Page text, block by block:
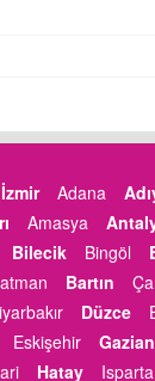
İzmir Adana
Amasya
Bilecik Bingöl
Bartın
Düzce
Eskişehir
Hatay Isparta